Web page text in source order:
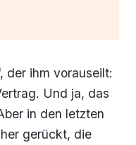
der ihm vorauseilt:
Und ja, das
in den letzten
gerückt, die